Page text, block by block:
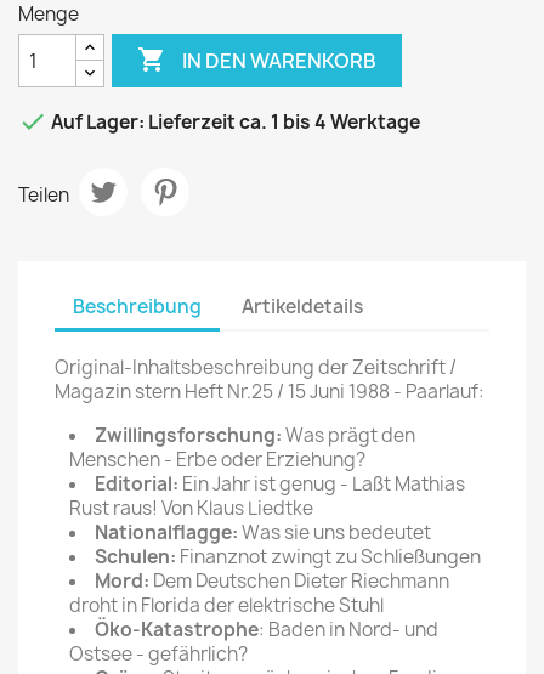
Menge
 IN DEN WARENKORB
 Auf Lager: Lieferzeit ca. 1 bis 4 Werktage
Teilen
Beschreibung Artikeldetails
Original-Inhaltsbeschreibung der Zeitschrift /
Magazin stern Heft Nr.25 / 15 Juni 1988 - Paarlauf:
Zwillingsforschung:Was prägt den
Menschen - Erbe oder Erziehung?
Editorial: Ein Jahr ist genug - Laßt Mathias
Rust raus! Von Klaus Liedtke
Nationalflagge:Was sie uns bedeutet
Schulen: Finanznot zwingt zu Schließungen
Mord: Dem Deutschen Dieter Riechmann
droht in Florida der elektrische Stuhl
Öko-Katastrophe: Baden in Nord- und
Ostsee - gefährlich?